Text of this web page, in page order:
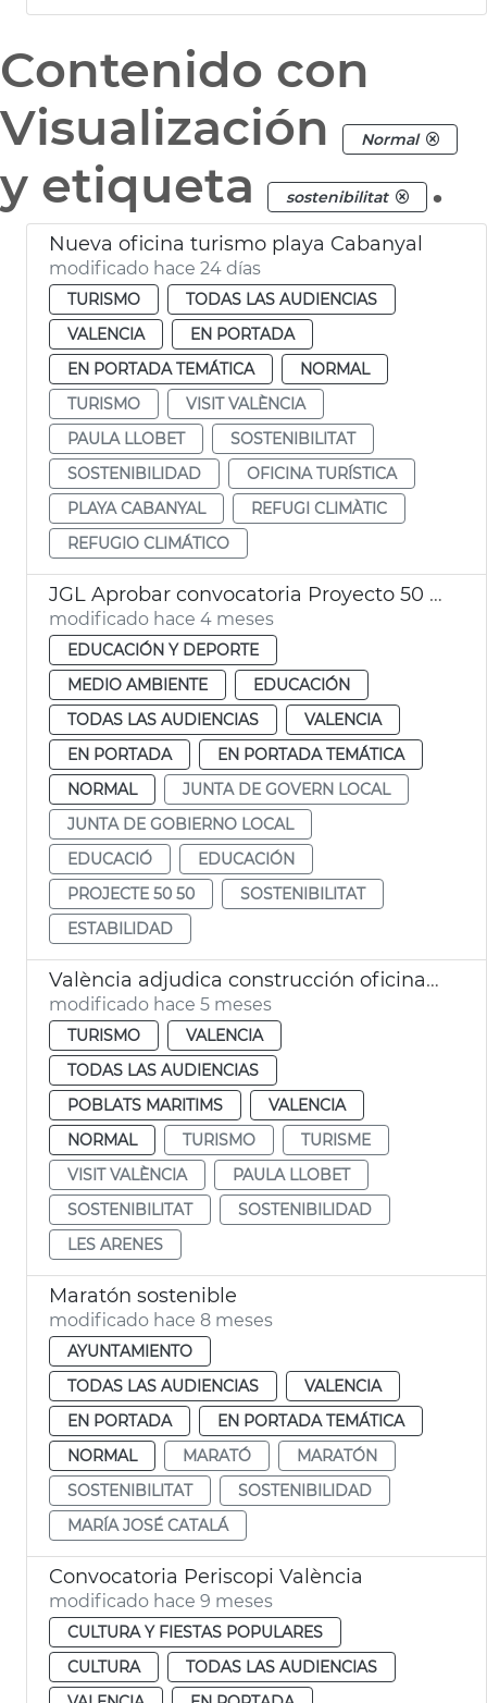
Contenido con
Visualización
Normal
y etiqueta sostenibilitat .
Nueva oficina turismo playa Cabanyal
modificado hace 24 días
TURISMO
TODAS LAS AUDIENCIAS
VALENCIA
EN PORTADA
EN PORTADA TEMÁTICA
NORMAL
TURISMO
VISIT VALÈNCIA
PAULA LLOBET
SOSTENIBILITAT
SOSTENIBILIDAD
OFICINA TURÍSTICA
PLAYA CABANYAL
REFUGI CLIMÀTIC
REFUGIO CLIMÁTICO
JGL Aprobar convocatoria Proyecto 50 50 curso 2026-2027
modificado hace 4 meses
EDUCACIÓN Y DEPORTE
MEDIO AMBIENTE
EDUCACIÓN
TODAS LAS AUDIENCIAS
VALENCIA
EN PORTADA
EN PORTADA TEMÁTICA
NORMAL
JUNTA DE GOVERN LOCAL
JUNTA DE GOBIERNO LOCAL
EDUCACIÓ
EDUCACIÓN
PROJECTE 50 50
SOSTENIBILITAT
ESTABILIDAD
València adjudica construcción oficina turismo modular playa las Arenas
modificado hace 5 meses
TURISMO
VALENCIA
TODAS LAS AUDIENCIAS
POBLATS MARITIMS
VALENCIA
NORMAL
TURISMO
TURISME
VISIT VALÈNCIA
PAULA LLOBET
SOSTENIBILITAT
SOSTENIBILIDAD
LES ARENES
Maratón sostenible
modificado hace 8 meses
AYUNTAMIENTO
TODAS LAS AUDIENCIAS
VALENCIA
EN PORTADA
EN PORTADA TEMÁTICA
NORMAL
MARATÓ
MARATÓN
SOSTENIBILITAT
SOSTENIBILIDAD
MARÍA JOSÉ CATALÁ
Convocatoria Periscopi València
modificado hace 9 meses
CULTURA Y FIESTAS POPULARES
CULTURA
TODAS LAS AUDIENCIAS